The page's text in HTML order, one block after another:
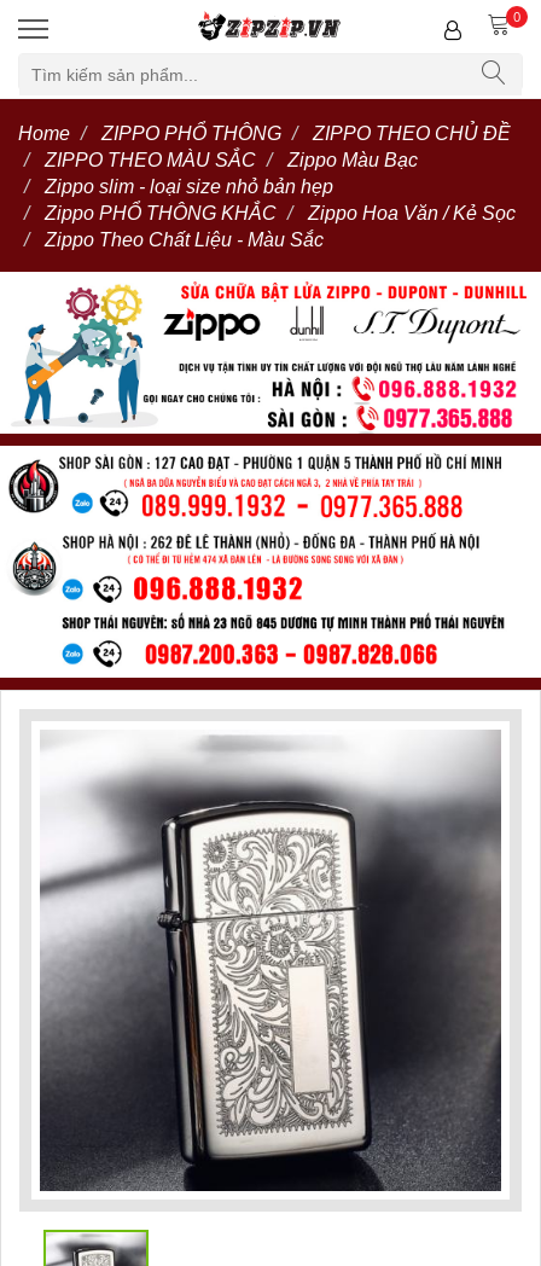
0
Home ZIPPO PHỔ THÔNG
ZIPPO THEO CHỦ ĐỀ
ZIPPO THEO MÀU SẮC
Zippo Màu Bạc
Zippo slim - loại size nhỏ bản hẹp
Zippo PHỔ THÔNG KHẮC
Zippo Hoa Văn / Kẻ Sọc
Zippo Theo Chất Liệu - Màu Sắc